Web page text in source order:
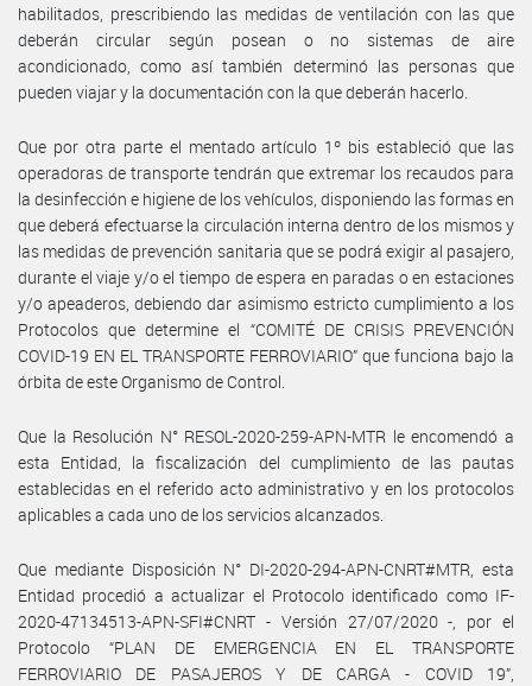
habilitados, prescribiendo las medidas de ventilación con las que
deberán circular según posean o no sistemas de aire
acondicionado, como así también determinó las personas que
pueden viajar y la documentación con la que deberán hacerlo.
Que por otra parte el mentado artículo 1º bis estableció que las
operadoras de transporte tendrán que extremar los recaudos para
la desinfección e higiene de los vehículos, disponiendo las formas en
que deberá efectuarse la circulación interna dentro de los mismos y
las medidas de prevención sanitaria que se podrá exigir al pasajero,
durante el viaje y/o el tiempo de espera en paradas o en estaciones
y/o apeaderos, debiendo dar asimismo estricto cumplimiento a los
Protocolos que determine el “COMITÉ DE CRISIS PREVENCIÓN
COVID-19 EN EL TRANSPORTE FERROVIARIO” que funciona bajo la
órbita de este Organismo de Control.
Que la Resolución N° RESOL-2020-259-APN-MTR le encomendó a
esta Entidad, la fiscalización del cumplimiento de las pautas
establecidas en el referido acto administrativo y en los protocolos
aplicables a cada uno de los servicios alcanzados.
Que mediante Disposición N° DI-2020-294-APN-CNRT#MTR, esta
Entidad procedió a actualizar el Protocolo identificado como IF-
2020-47134513-APN-SFI#CNRT - Versión 27/07/2020 -, por el
Protocolo “PLAN DE EMERGENCIA EN EL TRANSPORTE
FERROVIARIO DE PASAJEROS Y DE CARGA - COVID 19”,